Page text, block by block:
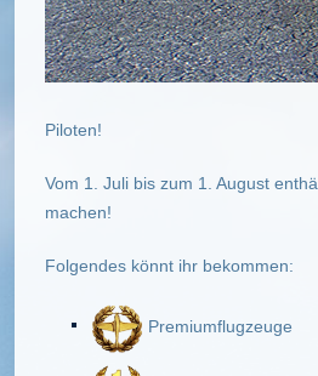
Piloten!
Vom 1. Juli bis zum 1. August
machen!
Folgendes könnt ihr bekommen:
Premiumflugzeuge